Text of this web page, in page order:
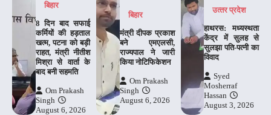
बिहार
8 दिन बाद सफाई
कर्मियों की हड़ताल
खत्म, पटना को बड़ी
राहत, मंत्री नीतीश
मिश्रा से वार्ता के
बाद बनी सहमति
Om Prakash
Singh
August 6, 2026
बिहार
मंत्री दीपक प्रकाश
बने एमएलसी,
राज्यपाल ने जारी
किया नोटिफिकेशन
Om Prakash
Singh
August 6, 2026
उत्‍तर प्रदेश
हाथरस: मध्यस्थता
केंद्र में सुलह से
सुलझा पति-पत्नी का
विवाद
Syed
Mosherraf
Hassan
August 3, 2026